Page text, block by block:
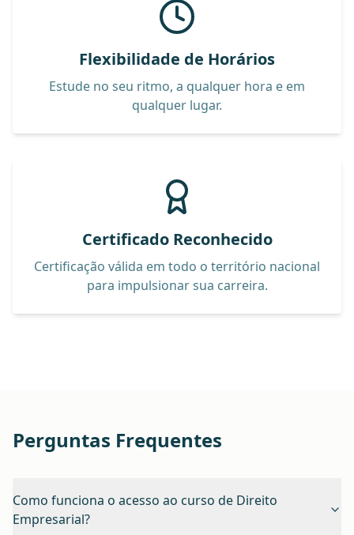
Flexibilidade de Horários
Estude no seu ritmo, a qualquer hora e em
qualquer lugar.
Certificado Reconhecido
Certificação válida em todo o território nacional
para impulsionar sua carreira.
Perguntas Frequentes
Como funciona o acesso ao curso de Direito
Empresarial?